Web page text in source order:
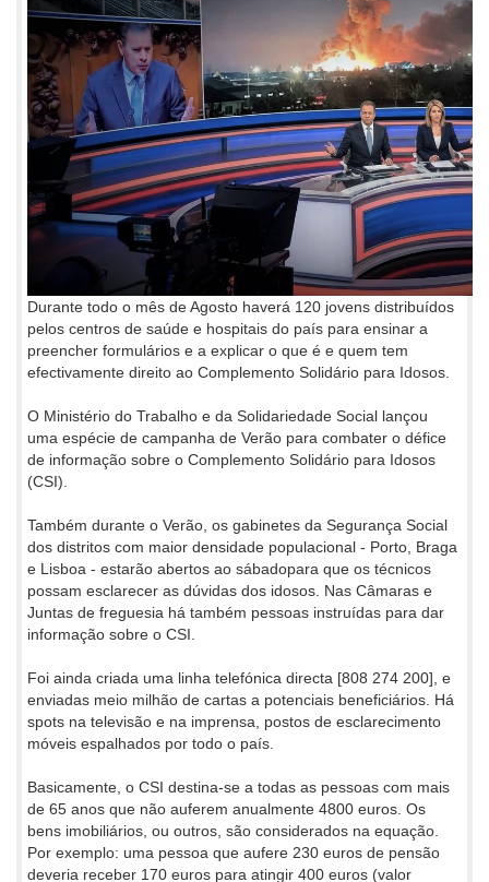
Durante todo o mês de Agosto haverá 120 jovens distribuídos
pelos centros de saúde e hospitais do país para ensinar a
preencher formulários e a explicar o que é e quem tem
efectivamente direito ao Complemento Solidário para Idosos.
O Ministério do Trabalho e da Solidariedade Social lançou
uma espécie de campanha de Verão para combater o défice
de informação sobre o Complemento Solidário para Idosos
(CSI).
Também durante o Verão, os gabinetes da Segurança Social
dos distritos com maior densidade populacional - Porto, Braga
e Lisboa - estarão abertos ao sábadopara que os técnicos
possam esclarecer as dúvidas dos idosos. Nas Câmaras e
Juntas de freguesia há também pessoas instruídas para dar
informação sobre o CSI.
Foi ainda criada uma linha telefónica directa [808 274 200], e
enviadas meio milhão de cartas a potenciais beneficiários. Há
spots na televisão e na imprensa, postos de esclarecimento
móveis espalhados por todo o país.
Basicamente, o CSI destina-se a todas as pessoas com mais
de 65 anos que não auferem anualmente 4800 euros. Os
bens imobiliários, ou outros, são considerados na equação.
Por exemplo: uma pessoa que aufere 230 euros de pensão
deveria receber 170 euros para atingir 400 euros (valor